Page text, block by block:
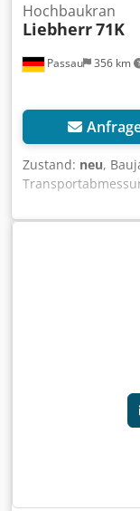
Passau 356 km
Hochbaukran
Liebherr71K
Zustand: neu,
45m Inkl. Kabine
2,9m Standort: